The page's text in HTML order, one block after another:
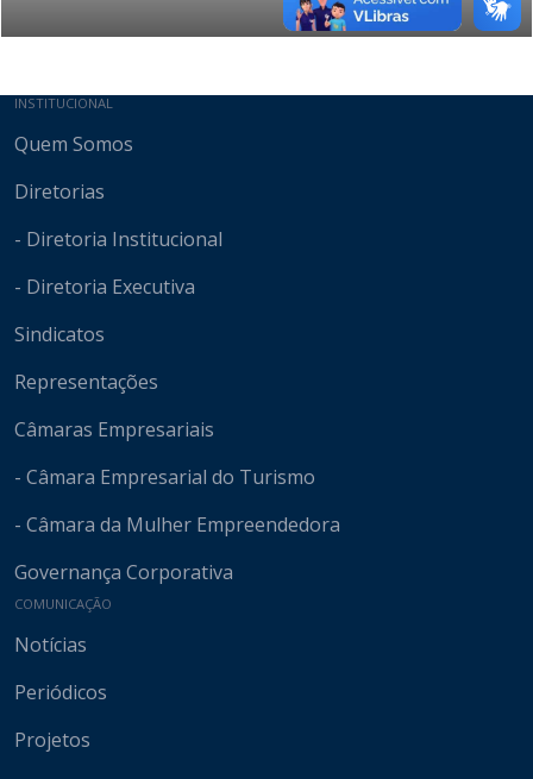
Mapa do site
INSTITUCIONAL
Quem Somos
Diretorias
- Diretoria Institucional
- Diretoria Executiva
Sindicatos
Representações
Câmaras Empresariais
- Câmara Empresarial do Turismo
- Câmara da Mulher Empreendedora
Governança Corporativa
COMUNICAÇÃO
Notícias
Periódicos
Projetos